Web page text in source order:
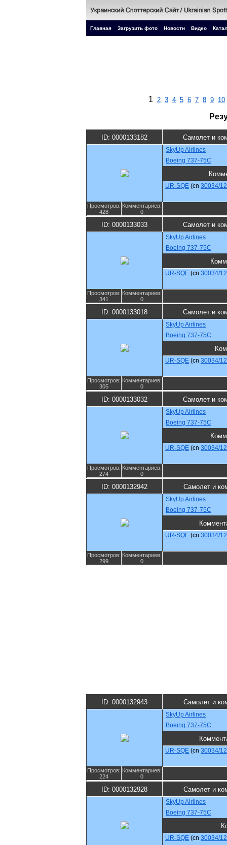
Главная Загрузить фото Новости Видео
1 2 3 4 5 6 7 8 9 10
ID: 0000133182 Самолет и
SkyUp Airlines
Boeing 737-75C
UR-SQE (cn 30034/
Просмотров:
428
Комментариев:
0
ID: 0000133033 Самолет и
SkyUp Airlines
Boeing 737-75C
UR-SQE (cn 30034/
Просмотров:
341
Комментариев:
0
ID: 0000133018 Самолет и
SkyUp Airlines
Boeing 737-75C
UR-SQE (cn 30034/
Просмотров:
305
Комментариев:
0
ID: 0000133032 Самолет и
SkyUp Airlines
Boeing 737-75C
UR-SQE (cn 30034/
Просмотров:
274
Комментариев:
0
ID: 0000132942 Самолет и
SkyUp Airlines
Boeing 737-75C
UR-SQE (cn 30034/
Просмотров:
299
Комментариев:
0
ID: 0000132943 Самолет и
SkyUp Airlines
Boeing 737-75C
UR-SQE (cn 30034/
Просмотров:
224
Комментариев:
0
ID: 0000132928 Самолет и
SkyUp Airlines
Boeing 737-75C
UR-SQE (cn 30034/